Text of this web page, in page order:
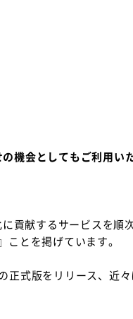
機会としてもご利用い
貢献するサービスを順
ことを掲げています。
正式版をリリース、近